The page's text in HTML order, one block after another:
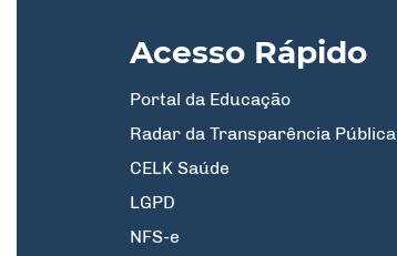
Acesso Rápido
Portal da Educação
Radar da Transparência Pública
CELK Saúde
LGPD
NFS-e